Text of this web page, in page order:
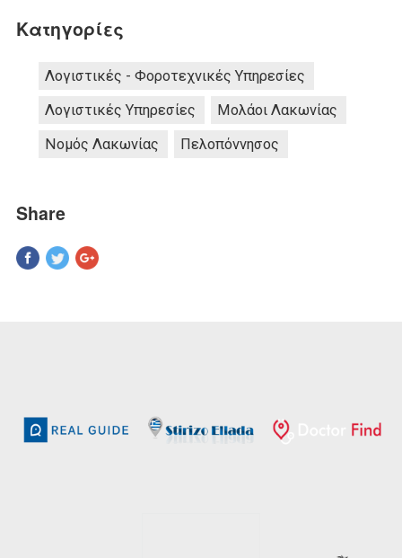
Κατηγορίες
Λογιστικές - Φοροτεχνικές Υπηρεσίες
Λογιστικές Υπηρεσίες
Μολάοι Λακωνίας
Νομός Λακωνίας
Πελοπόννησος
Share